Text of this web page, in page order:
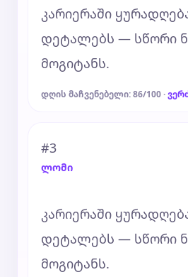
კარიერაში
დეტალებს — სწორი
მოგიტანს.
დღის მაჩვენებელი: 86/100 ·
#3
ლომი
კარიერაში
დეტალებს — სწორი
მოგიტანს.